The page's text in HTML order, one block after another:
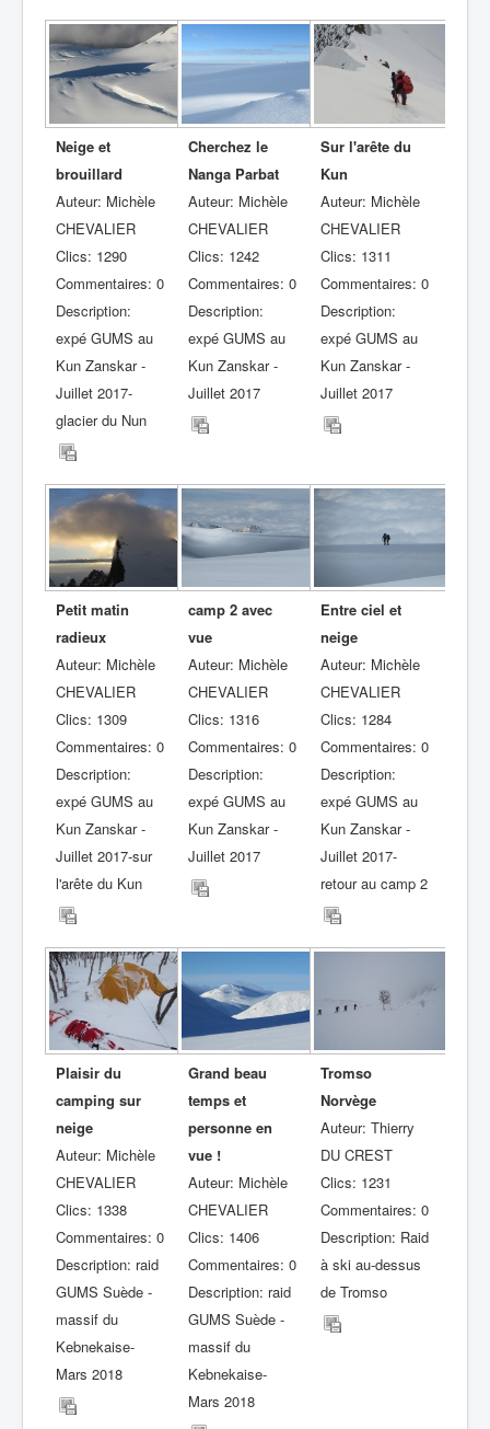
Neige et
brouillard
Auteur: Michèle
CHEVALIER
Clics: 1290
Commentaires: 0
Description:
expé GUMS au
Kun Zanskar -
Juillet 2017-
glacier du Nun
Cherchez le
Nanga Parbat
Auteur: Michèle
CHEVALIER
Clics: 1242
Commentaires: 0
Description:
expé GUMS au
Kun Zanskar -
Juillet 2017
Sur l'arête du
Kun
Auteur: Michèle
CHEVALIER
Clics: 1311
Commentaires: 0
Description:
expé GUMS au
Kun Zanskar -
Juillet 2017
Petit matin
radieux
Auteur: Michèle
CHEVALIER
Clics: 1309
Commentaires: 0
Description:
expé GUMS au
Kun Zanskar -
Juillet 2017-sur
l'arête du Kun
camp 2 avec
vue
Auteur: Michèle
CHEVALIER
Clics: 1316
Commentaires: 0
Description:
expé GUMS au
Kun Zanskar -
Juillet 2017
Entre ciel et
neige
Auteur: Michèle
CHEVALIER
Clics: 1284
Commentaires: 0
Description:
expé GUMS au
Kun Zanskar -
Juillet 2017-
retour au camp 2
Plaisir du
camping sur
neige
Auteur: Michèle
CHEVALIER
Clics: 1338
Commentaires: 0
Description: raid
GUMS Suède -
massif du
Kebnekaise-
Mars 2018
Grand beau
temps et
personne en
vue !
Auteur: Michèle
CHEVALIER
Clics: 1406
Commentaires: 0
Description: raid
GUMS Suède -
massif du
Kebnekaise-
Mars 2018
Tromso
Norvège
Auteur: Thierry
DU CREST
Clics: 1231
Commentaires: 0
Description: Raid
à ski au-dessus
de Tromso